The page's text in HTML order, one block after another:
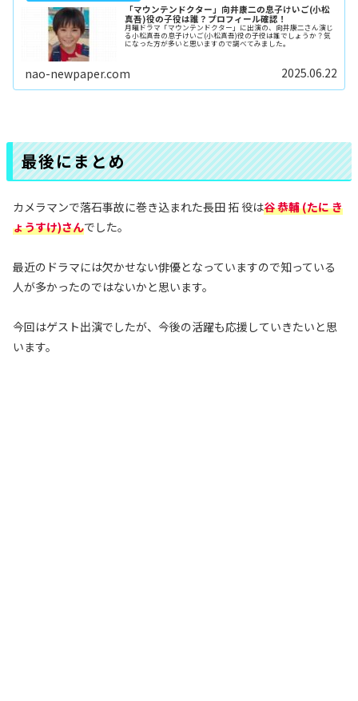
「マウンテンドクター」向井康二の息子けいご(小松
真吾)役の子役は誰？プロフィール確認！
月曜ドラマ「マウンテンドクター」に出演の、向井康二さん演じ
る小松真吾の息子けいご(小松真吾)役の子役は誰でしょうか？気
になった方が多いと思いますので調べてみました。
nao-newpaper.com 2025.06.22
最後にまとめ
カメラマンで落石事故に巻き込まれた長田 拓 役は谷 恭輔 (たに き
ょうすけ)さんでした。
最近のドラマには欠かせない俳優となっていますので知っている
人が多かったのではないかと思います。
今回はゲスト出演でしたが、今後の活躍も応援していきたいと思
います。